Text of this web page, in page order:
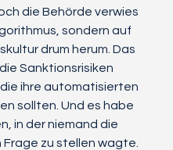
die Behörde verwies
sondern auf
drum herum. Das
Sanktionsrisiken
ihre automatisierten
sollten. Und es habe
in der niemand die
Frage zu stellen wagte.